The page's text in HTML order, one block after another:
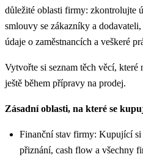
důležité oblasti firmy: zkontrolujte
smlouvy se zákazníky a
údaje o zaměstnancích a veškeré
Vytvořte si seznam těch věcí, které
ještě během přípravy na prodej.
Zásadní oblasti, na které se
Finanční stav firmy: Kupující
přiznání, cash flow a všechny